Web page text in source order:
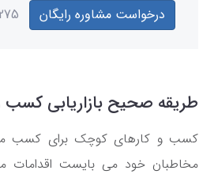
درخواست مشاوره رایگان
طریقه صحیح بازاریابی
کسب و کارهای کوچک برای کسب
مخاطبان خود می بایست اقدامات